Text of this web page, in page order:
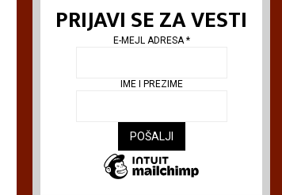
PRIJAVI SE ZA VESTI
E-MEJL ADRESA*
IME I PREZIME